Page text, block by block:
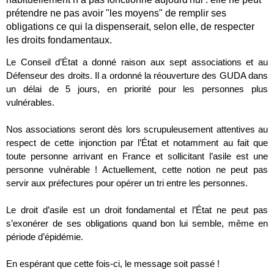
prétendre ne pas avoir "les moyens" de remplir ses
obligations ce qui la dispenserait, selon elle, de respecter
les droits fondamentaux.
Le Conseil d’État a donné raison aux sept associations et au
Défenseur des droits. Il a ordonné la réouverture des GUDA dans
un délai de 5 jours, en priorité pour les personnes plus
vulnérables.
Nos associations seront dès lors scrupuleusement attentives au
respect de cette injonction par l’État et notamment au fait que
toute personne arrivant en France et sollicitant l’asile est une
personne vulnérable ! Actuellement, cette notion ne peut pas
servir aux préfectures pour opérer un tri entre les personnes.
Le droit d’asile est un droit fondamental et l’État ne peut pas
s’exonérer de ses obligations quand bon lui semble, même en
période d’épidémie.
En espérant que cette fois-ci, le message soit passé !